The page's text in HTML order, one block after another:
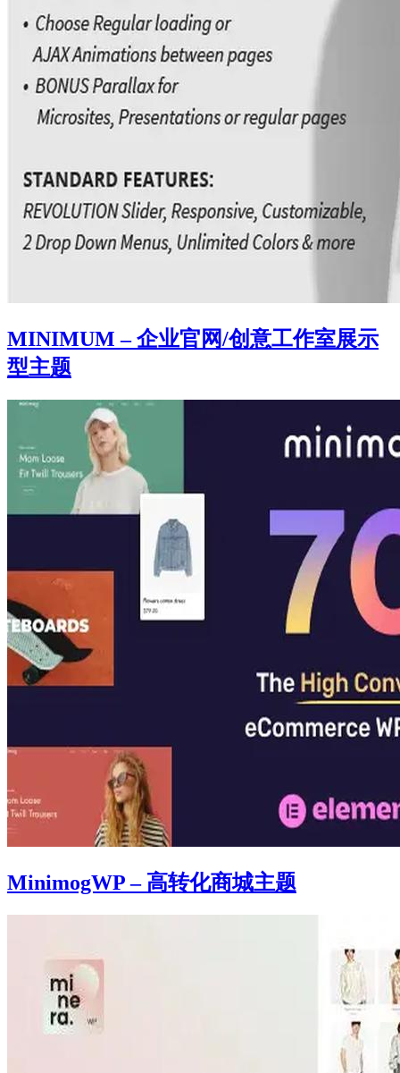
MINIMUM – 企业官网/创意工作室展示
型主题
MinimogWP – 高转化商城主题